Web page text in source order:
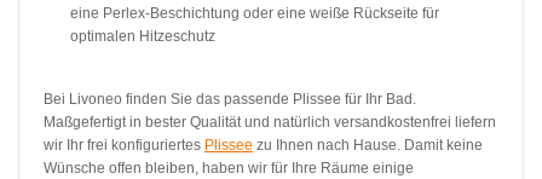
eine Perlex-Beschichtung oder eine weiße Rückseite für
optimalen Hitzeschutz
Bei Livoneo finden Sie das passende Plissee für Ihr Bad.
Maßgefertigt in bester Qualität und natürlich versandkostenfrei liefern
wir Ihr frei konfiguriertes Plissee zu Ihnen nach Hause. Damit keine
Wünsche offen bleiben, haben wir für Ihre Räume einige